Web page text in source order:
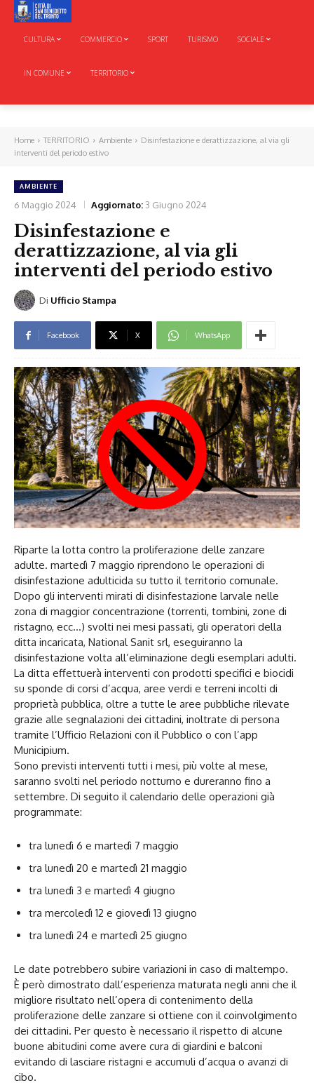
CULTURA COMMERCIO SPORT TURISMO SOCIALE
IN COMUNE TERRITORIO
Home TERRITORIO Ambiente
Disinfestazione e derattizzazione, al via gli
interventi del periodo estivo
AMBIENTE
6 Maggio 2024 Aggiornato: 3 Giugno 2024
Disinfestazione e
derattizzazione, al via gli
interventi del periodo estivo
Di Ufficio Stampa
Facebook X WhatsApp
Riparte la lotta contro la proliferazione delle zanzare
adulte. martedì 7 maggio riprendono le operazioni di
disinfestazione adulticida su tutto il territorio comunale.
Dopo gli interventi mirati di disinfestazione larvale nelle
zona di maggior concentrazione (torrenti, tombini, zone di
ristagno, ecc…) svolti nei mesi passati, gli operatori della
ditta incaricata, National Sanit srl, eseguiranno la
disinfestazione volta all’eliminazione degli esemplari adulti.
La ditta effettuerà interventi con prodotti specifici e biocidi
su sponde di corsi d’acqua, aree verdi e terreni incolti di
proprietà pubblica, oltre a tutte le aree pubbliche rilevate
grazie alle segnalazioni dei cittadini, inoltrate di persona
tramite l’Ufficio Relazioni con il Pubblico o con l’app
Municipium.
Sono previsti interventi tutti i mesi, più volte al mese,
saranno svolti nel periodo notturno e dureranno fino a
settembre. Di seguito il calendario delle operazioni già
programmate:
tra lunedì 6 e martedì 7 maggio
tra lunedì 20 e martedì 21 maggio
tra lunedì 3 e martedì 4 giugno
tra mercoledì 12 e giovedì 13 giugno
tra lunedì 24 e martedì 25 giugno
Le date potrebbero subire variazioni in caso di maltempo.
È però dimostrato dall’esperienza maturata negli anni che il
migliore risultato nell’opera di contenimento della
proliferazione delle zanzare si ottiene con il coinvolgimento
dei cittadini. Per questo è necessario il rispetto di alcune
buone abitudini come avere cura di giardini e balconi
evitando di lasciare ristagni e accumuli d’acqua o avanzi di
cibo.